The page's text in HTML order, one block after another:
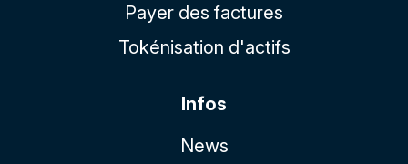
Payer des factures
Tokénisation d'actifs
Infos
News